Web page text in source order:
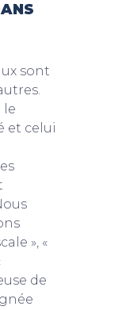
sont
le
et celui
», «
de